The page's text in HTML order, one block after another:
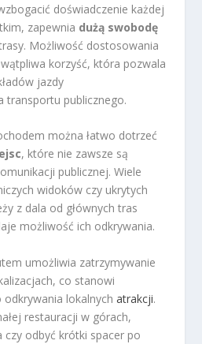
doświadczenie każdej
zapewnia dużą swobodę
Możliwość dostosowania
korzyść, która pozwala
jazdy
transportu publicznego.
można łatwo dotrzeć
, które nie zawsze są
publicznej. Wiele
widoków czy ukrytych
z dala od głównych tras
możliwość ich odkrywania.
umożliwia zatrzymywanie
co stanowi
odkrywania lokalnychatrakcji.
restauracji w górach,
czy odbyć krótki spacer po